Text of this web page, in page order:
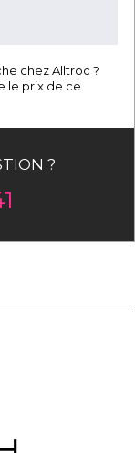
chez Alltroc ?
le prix de ce
?